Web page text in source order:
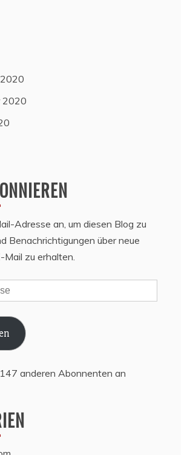
2020
Adresse an, um diesen Blog zu
Benachrichtigungen über neue
zu erhalten.
anderen Abonnenten an